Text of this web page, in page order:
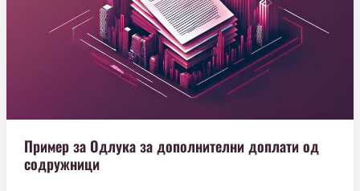
Пример за Одлука за дополнителни доплати од
содружници